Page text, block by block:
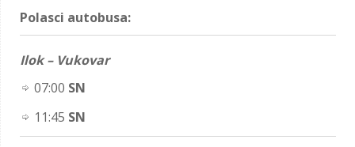
Polasci autobusa:
Ilok – Vukovar
07:00 SN
11:45 SN